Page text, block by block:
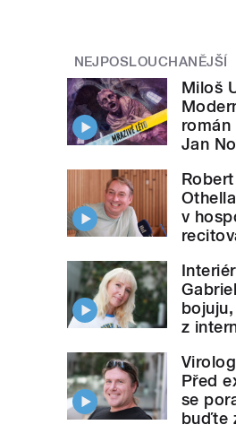
NEJPOSLOUCHANĚJŠÍ
Miloš
Jan
v
z
Před
se
buďte